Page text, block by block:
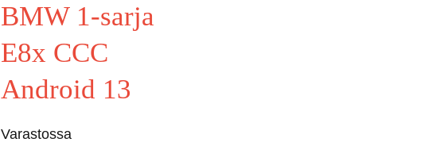
BMW 1-sarja
E8x CCC
Android 13
Varastossa